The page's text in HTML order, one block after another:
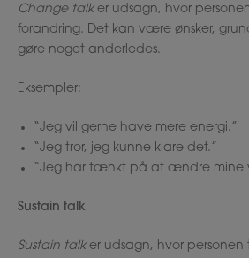
Change talker udsagn, hvor
forandring. Det kan være ønsker,
gøre noget anderledes.
Eksempler:
“Jeg vil gerne have mere energi.”
“Jeg tror, jeg kunne klare det.”
“Jeg har tænkt på at ændre mine
Sustain talk
Sustain talker udsagn, hvor